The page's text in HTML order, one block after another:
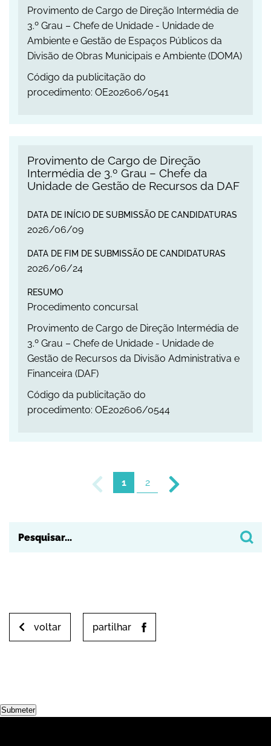
Provimento de Cargo de Direção Intermédia de
3.º Grau – Chefe de Unidade - Unidade de
Ambiente e Gestão de Espaços Públicos da
Divisão de Obras Municipais e Ambiente (DOMA)
Código da publicitação do
procedimento: OE202606/0541
Provimento de Cargo de Direção
Intermédia de 3.º Grau – Chefe da
Unidade de Gestão de Recursos da DAF
DATA DE INÍCIO DE SUBMISSÃO DE CANDIDATURAS
2026/06/09
DATA DE FIM DE SUBMISSÃO DE CANDIDATURAS
2026/06/24
RESUMO
Procedimento concursal
Provimento de Cargo de Direção Intermédia de
3.º Grau – Chefe de Unidade - Unidade de
Gestão de Recursos da Divisão Administrativa e
Financeira (DAF)
Código da publicitação do
procedimento: OE202606/0544
1 2
voltar partilhar
Submeter